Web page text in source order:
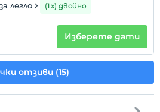
легло
(1 х) двойно
Изберете дати
отзиви (15)